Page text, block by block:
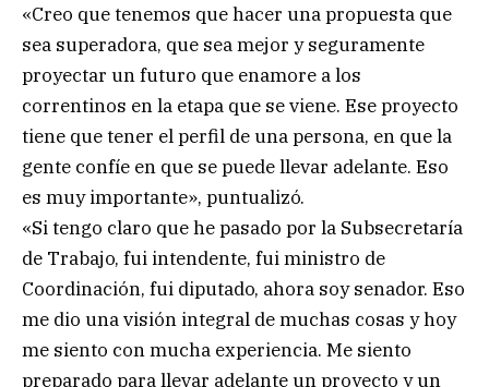
«Creo que tenemos que hacer una propuesta que
sea superadora, que sea mejor y seguramente
proyectar un futuro que enamore a los
correntinos en la etapa que se viene. Ese proyecto
tiene que tener el perfil de una persona, en que la
gente confíe en que se puede llevar adelante. Eso
es muy importante», puntualizó.
«Si tengo claro que he pasado por la Subsecretaría
de Trabajo, fui intendente, fui ministro de
Coordinación, fui diputado, ahora soy senador. Eso
me dio una visión integral de muchas cosas y hoy
me siento con mucha experiencia. Me siento
preparado para llevar adelante un proyecto y un